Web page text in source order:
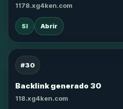
1178.xg4ken.com
SI Abrir
#30
Backlink generado 30
118.xg4ken.com